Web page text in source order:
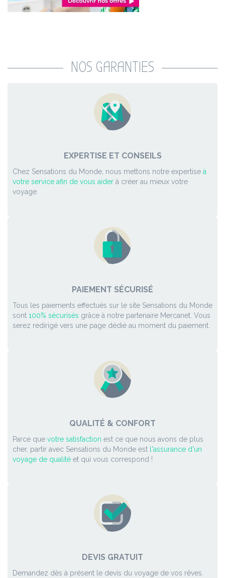
NOS GARANTIES
EXPERTISE ET CONSEILS
Chez Sensations du Monde, nous mettons notre expertise à
votre service afin de vous aider à créer au mieux votre
voyage
PAIEMENT SÉCURISÉ
Tous les paiements effectués sur le site Sensations du Monde
sont 100% sécurisés grâce à notre partenaire Mercanet. Vous
serez redirigé vers une page dédié au moment du paiement.
QUALITÉ & CONFORT
Parce que votre satisfaction est ce que nous avons de plus
cher, partir avec Sensations du Monde est l'assurance d'un
voyage de qualité et qui vous correspond !
DEVIS GRATUIT
Demandez dès à présent le devis du voyage de vos rêves.